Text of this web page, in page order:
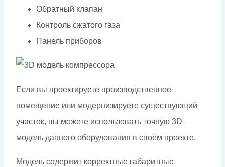
Обратный клапан
Контроль сжатого газа
Панель приборов
Если вы проектируете производственное
помещение или модернизируете существующий
участок, вы можете использовать точную 3D-
модель данного оборудования в своём проекте.
Модель содержит корректные габаритные